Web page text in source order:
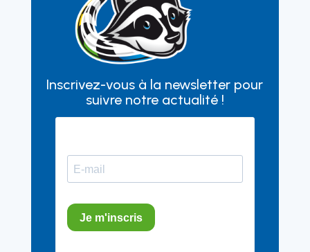
Inscrivez-vous à la newsletter pour
suivre notre actualité !